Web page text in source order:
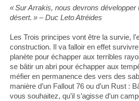
« Sur Arrakis, nous devrons développer
désert. » – Duc Leto Atréides
Les Trois principes vont être la survie,
construction. Il va falloir en effet
planète pour échapper aux terribles
se bâtir un abri pour échapper aux
méfier en permanence des vers des
manière d’un Fallout 76 ou d’un Rust :
vous souhaitez, qu’il s’agisse d’un